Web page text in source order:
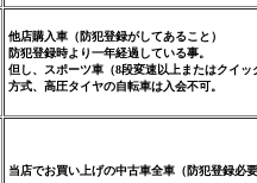
他店購入車（防犯登録がしてあること）
防犯登録時より一年経過している事。
但し、スポーツ車（8段変速以上またはクイッ
方式、高圧タイヤの自転車は入会不可。
当店でお買い上げの中古車全車（防犯登録必